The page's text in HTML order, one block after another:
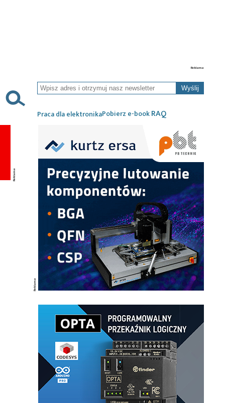
Wyślij
Praca dla elektronikaPobierz e-bookRAQ